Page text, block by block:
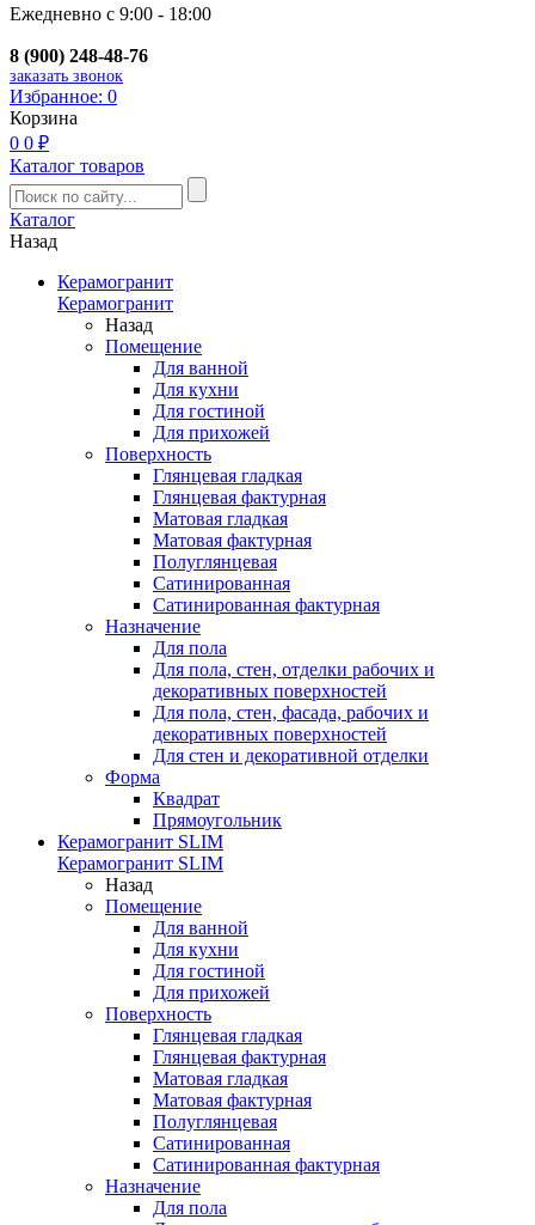
Ежедневно с 9:00 - 18:00
8 (900) 248-48-76
заказать звонок
Избранное: 0
Корзина
0 0 ₽
Каталог товаров
Каталог
Назад
Керамогранит
Керамогранит
Назад
Помещение
Для ванной
Для кухни
Для гостиной
Для прихожей
Поверхность
Глянцевая гладкая
Глянцевая фактурная
Матовая гладкая
Матовая фактурная
Полуглянцевая
Сатинированная
Сатинированная фактурная
Назначение
Для пола
Для пола, стен, отделки рабочих и
декоративных поверхностей
Для пола, стен, фасада, рабочих и
декоративных поверхностей
Для стен и декоративной отделки
Форма
Квадрат
Прямоугольник
Керамогранит SLIM
Керамогранит SLIM
Назад
Помещение
Для ванной
Для кухни
Для гостиной
Для прихожей
Поверхность
Глянцевая гладкая
Глянцевая фактурная
Матовая гладкая
Матовая фактурная
Полуглянцевая
Сатинированная
Сатинированная фактурная
Назначение
Для пола